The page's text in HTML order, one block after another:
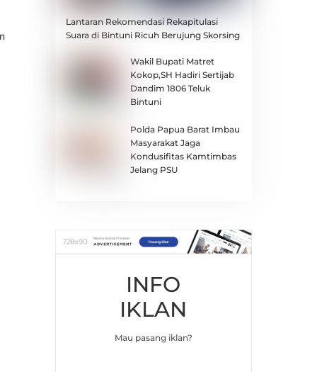
Lantaran Rekomendasi Rekapitulasi
Suara di Bintuni Ricuh Berujung Skorsing
Wakil Bupati Matret
Kokop,SH Hadiri Sertijab
Dandim 1806 Teluk
Bintuni
Polda Papua Barat Imbau
Masyarakat Jaga
Kondusifitas Kamtimbas
Jelang PSU
INFO
IKLAN
Mau pasang iklan?